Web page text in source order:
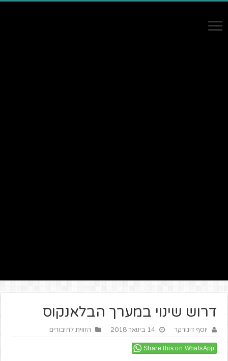
דרוש שינוי במערך הבלאנקוס
יוסף דיגורקר 14 בינואר 2018 הזווית לחיבורים
Share this on WhatsApp